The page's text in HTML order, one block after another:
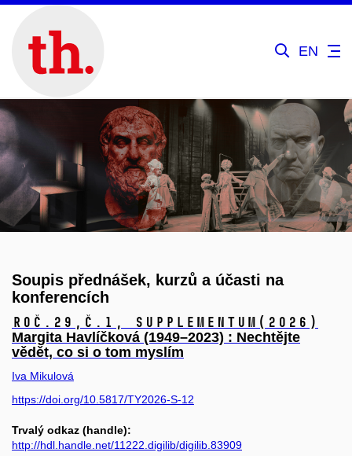
EN
Soupis přednášek, kurzů a účasti na
konferencích
Roč.29, č.1, Supplementum (2026)
Margita Havlíčková (1949–2023) : Nechtějte
vědět, co si o tom myslím
Iva Mikulová
https://doi.org/10.5817/TY2026-S-12
Trvalý odkaz (handle):
http://hdl.handle.net/11222.digilib/digilib.83909